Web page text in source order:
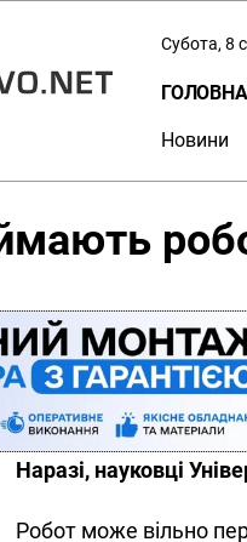
Субота, 8
ГОЛОВНА
Новини
Наразі, науковці
Робот може вільно